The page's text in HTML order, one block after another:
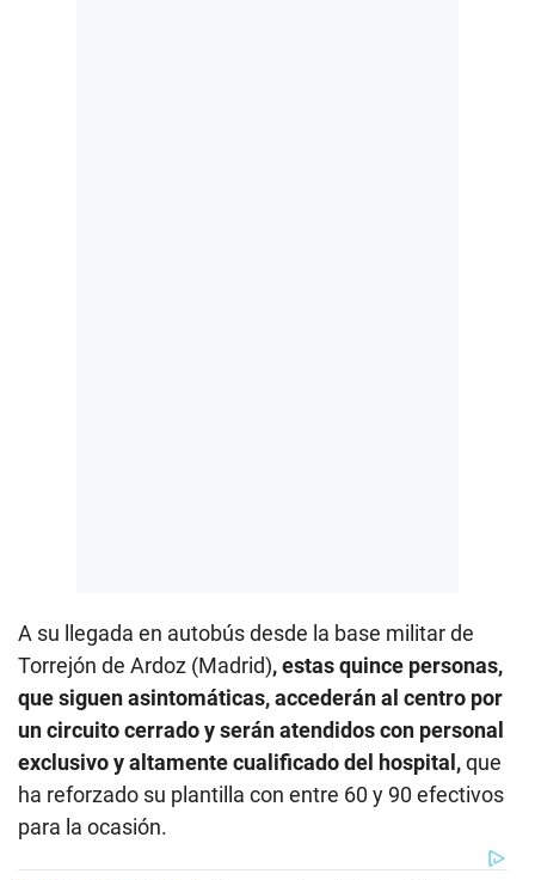
A su llegada en autobús desde la base militar de
Torrejón de Ardoz (Madrid), estas quince personas,
que siguen asintomáticas, accederán al centro por
un circuito cerrado y serán atendidos con personal
exclusivo y altamente cualificado del hospital,que
ha reforzado su plantilla con entre 60 y 90 efectivos
para la ocasión.